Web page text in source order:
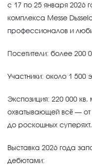
с 17 по 25 января 2026
комплекса Messe
профессионалов и
Посетители: более 200
Участники: около 1 500
Экспозиция: 220 000
охватывающей всё — от
до роскошных суперяхт.
Выставка 2026 года
дебютами: